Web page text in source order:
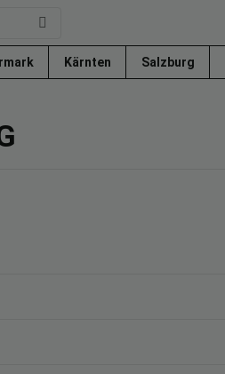
Kärnten Salzburg